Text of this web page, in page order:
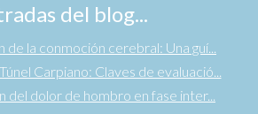
del blog...
de la conmoción cerebral: Una guí...
Carpiano: Claves de evaluació...
del dolor de hombro en fase inter...